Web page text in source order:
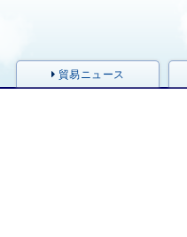
貿易ニュース